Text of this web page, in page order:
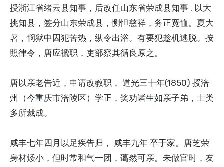
授浙江省绪云县知事，后改任山东省荣成县知事 , 以大
挑知县，签分山东荣成县，恻怛慈祥，务正宽恤。夏大
暑，悯狱中囚犯苦热，纵令出浴。有要犯趁机逃脱。按
照律令，唐应褫职，吏部察其循良原之。
唐以亲老告近，申请改教职， 道光三十年(1850) 授涪
州（今重庆市涪陵区）学正，奖劝诸生如亲子弟，士类
多所裁成。
咸丰七年四月以足疾告归， 咸丰九年 卒于家。唐芝荣
身材矮小，但时常和气一团，蔼然可亲。未做官时，友